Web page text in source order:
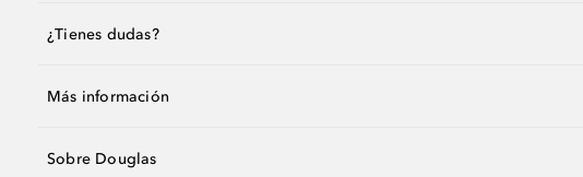
¿Tienes dudas?
Más información
Sobre Douglas